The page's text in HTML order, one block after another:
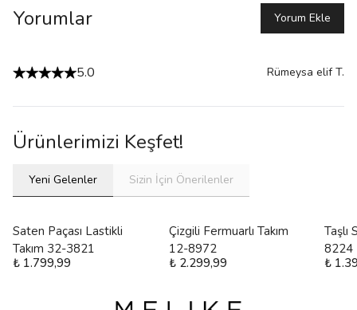
Yorumlar Yorum Ekle
5.0 Rümeysa elif T.
Ürünlerimizi Keşfet!
Yeni Gelenler Sizin İçin Önerilenler
Saten Paçası Lastikli
Takım 32-3821
₺ 1.799,99
Çizgili Fermuarlı Takım
12-8972
₺ 2.299,99
Taşlı
8224
₺